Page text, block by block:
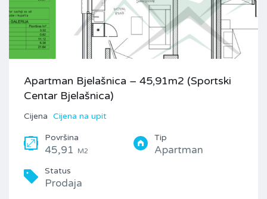
Apartman Bjelašnica – 45,91m2 (Sportski
Centar Bjelašnica)
Cijena Cijena na upit
Površina
45,91 M2
Tip
Apartman
Status
Prodaja